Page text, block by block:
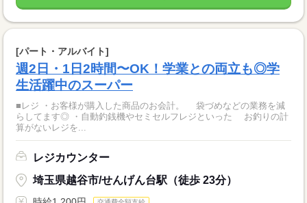
[パート・アルバイト]
週2日・1日2時間〜OK！学業との両立も◎学
生活躍中のスーパー
■レジ ・お客様が購入した商品のお会計。 袋づめなどの業務を減
らしてます◎ ・自動釣銭機やセミセルフレジといった お釣りの計
算がないレジを...
レジカウンター
埼玉県越谷市/せんげん台駅（徒歩 23分）